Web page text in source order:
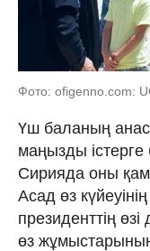
Фото: ofigenno.com:
Үш баланың
маңызды
Сирияда оны
Асад өз
президенттің
өз жұмыстарының